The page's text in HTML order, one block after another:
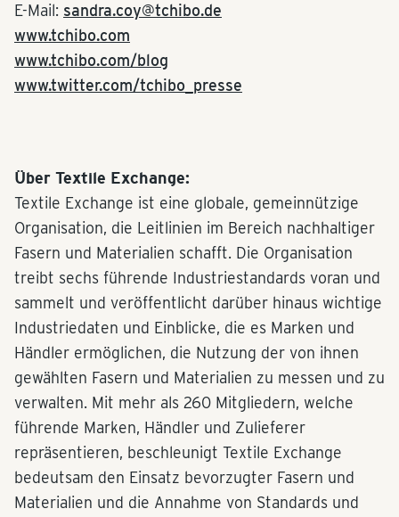
E-Mail: sandra.coy@tchibo.de
www.tchibo.com
www.tchibo.com/blog
www.twitter.com/tchibo_presse
Über Textile Exchange:
Textile Exchange ist eine globale, gemeinnützige
Organisation, die Leitlinien im Bereich nachhaltiger
Fasern und Materialien schafft. Die Organisation
treibt sechs führende Industriestandards voran und
sammelt und veröffentlicht darüber hinaus wichtige
Industriedaten und Einblicke, die es Marken und
Händler ermöglichen, die Nutzung der von ihnen
gewählten Fasern und Materialien zu messen und zu
verwalten. Mit mehr als 260 Mitgliedern, welche
führende Marken, Händler und Zulieferer
repräsentieren, beschleunigt Textile Exchange
bedeutsam den Einsatz bevorzugter Fasern und
Materialien und die Annahme von Standards und